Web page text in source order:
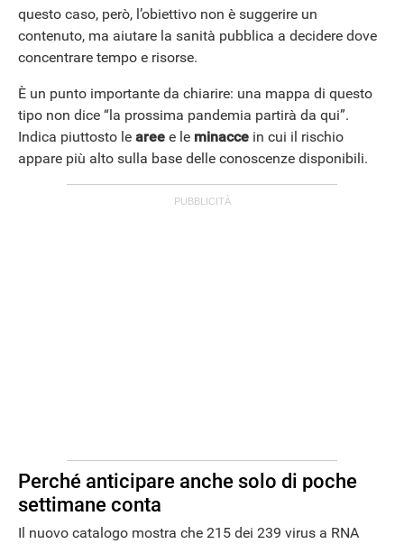
questo caso, però, l’obiettivo non è suggerire un
contenuto, ma aiutare la sanità pubblica a decidere dove
concentrare tempo e risorse.
È un punto importante da chiarire: una mappa di questo
tipo non dice “la prossima pandemia partirà da qui”.
Indica piuttosto le aree e le minacce in cui il rischio
appare più alto sulla base delle conoscenze disponibili.
Perché anticipare anche solo di poche
settimane conta
Il nuovo catalogo mostra che 215 dei 239 virus a RNA